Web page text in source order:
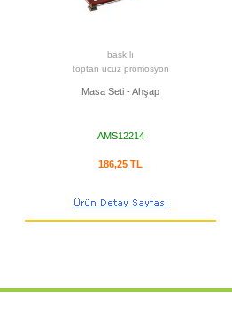
baskılı
toptan ucuz promosyon
Masa Seti - Ahşap
AMS12214
186,25 TL